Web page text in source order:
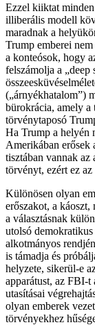
Ezzel kiiktat
illiberális modell
maradnak a
Trump emberei
a konteósok, hogy
felszámolja a
(„árnyékhatalom”)
bürokrácia, amely a
törvénytaposó
Ha Trump a helyén
Amerikában erősek
tisztában vannak
törvényt, ezért ez
Különösen olyan
erőszakot, a káoszt,
a választásnak
utolsó
alkotmányos
is támadja és
helyzete, sikerül-e
apparátust, az FBI-
utasításai
olyan emberek
törvényekhez